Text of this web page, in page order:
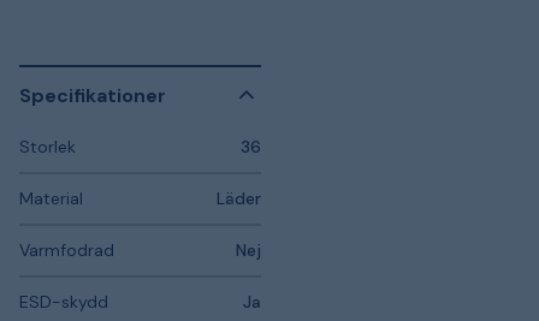
Specifikationer
Storlek 36
Material Läder
Varmfodrad Nej
ESD-skydd Ja